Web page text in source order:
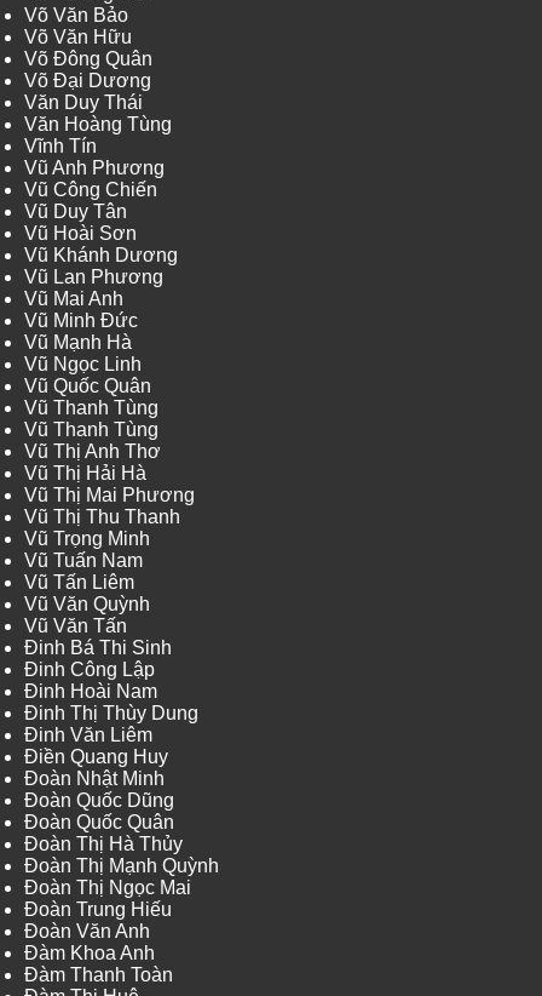
Võ Văn Bảo
Võ Văn Hữu
Võ Đông Quân
Võ Đại Dương
Văn Duy Thái
Văn Hoàng Tùng
Vĩnh Tín
Vũ Anh Phương
Vũ Công Chiến
Vũ Duy Tân
Vũ Hoài Sơn
Vũ Khánh Dương
Vũ Lan Phương
Vũ Mai Anh
Vũ Minh Đức
Vũ Mạnh Hà
Vũ Ngọc Linh
Vũ Quốc Quân
Vũ Thanh Tùng
Vũ Thanh Tùng
Vũ Thị Anh Thơ
Vũ Thị Hải Hà
Vũ Thị Mai Phương
Vũ Thị Thu Thanh
Vũ Trọng Minh
Vũ Tuấn Nam
Vũ Tấn Liêm
Vũ Văn Quỳnh
Vũ Văn Tấn
Đinh Bá Thi Sinh
Đinh Công Lập
Đinh Hoài Nam
Đinh Thị Thùy Dung
Đinh Văn Liêm
Điền Quang Huy
Đoàn Nhật Minh
Đoàn Quốc Dũng
Đoàn Quốc Quân
Đoàn Thị Hà Thủy
Đoàn Thị Mạnh Quỳnh
Đoàn Thị Ngọc Mai
Đoàn Trung Hiếu
Đoàn Văn Anh
Đàm Khoa Anh
Đàm Thanh Toàn